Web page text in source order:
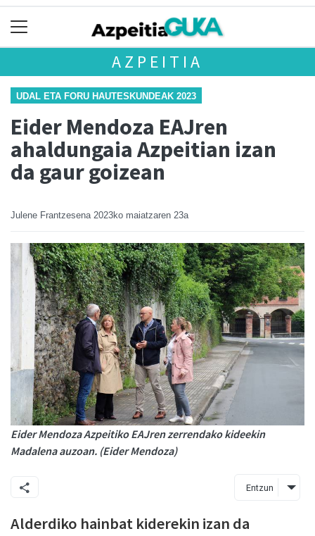
AZPEITIA
UDAL ETA FORU HAUTESKUNDEAK 2023
Eider Mendoza EAJren
ahaldungaia Azpeitian izan
da gaur goizean
Julene Frantzesena 2023ko maiatzaren 23a
Eider Mendoza Azpeitiko EAJren zerrendako kideekin
Madalena auzoan. (Eider Mendoza)
Entzun
Alderdiko hainbat kiderekin izan da